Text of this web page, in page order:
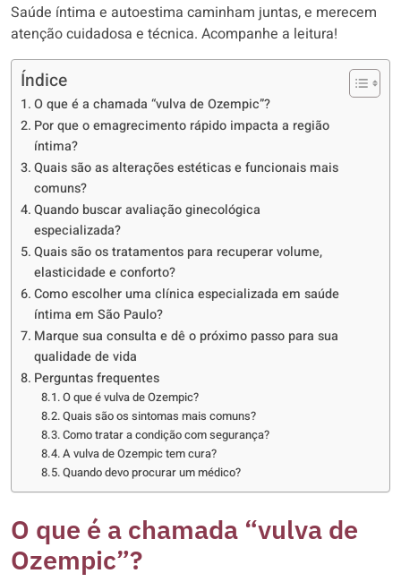
Saúde íntima e autoestima caminham juntas, e merecem
atenção cuidadosa e técnica. Acompanhe a leitura!
Índice
O que é a chamada “vulva de Ozempic”?
Por que o emagrecimento rápido impacta a região
íntima?
Quais são as alterações estéticas e funcionais mais
comuns?
Quando buscar avaliação ginecológica
especializada?
Quais são os tratamentos para recuperar volume,
elasticidade e conforto?
Como escolher uma clínica especializada em saúde
íntima em São Paulo?
Marque sua consulta e dê o próximo passo para sua
qualidade de vida
Perguntas frequentes
O que é vulva de Ozempic?
Quais são os sintomas mais comuns?
Como tratar a condição com segurança?
A vulva de Ozempic tem cura?
Quando devo procurar um médico?
O que é a chamada “vulva de
Ozempic”?